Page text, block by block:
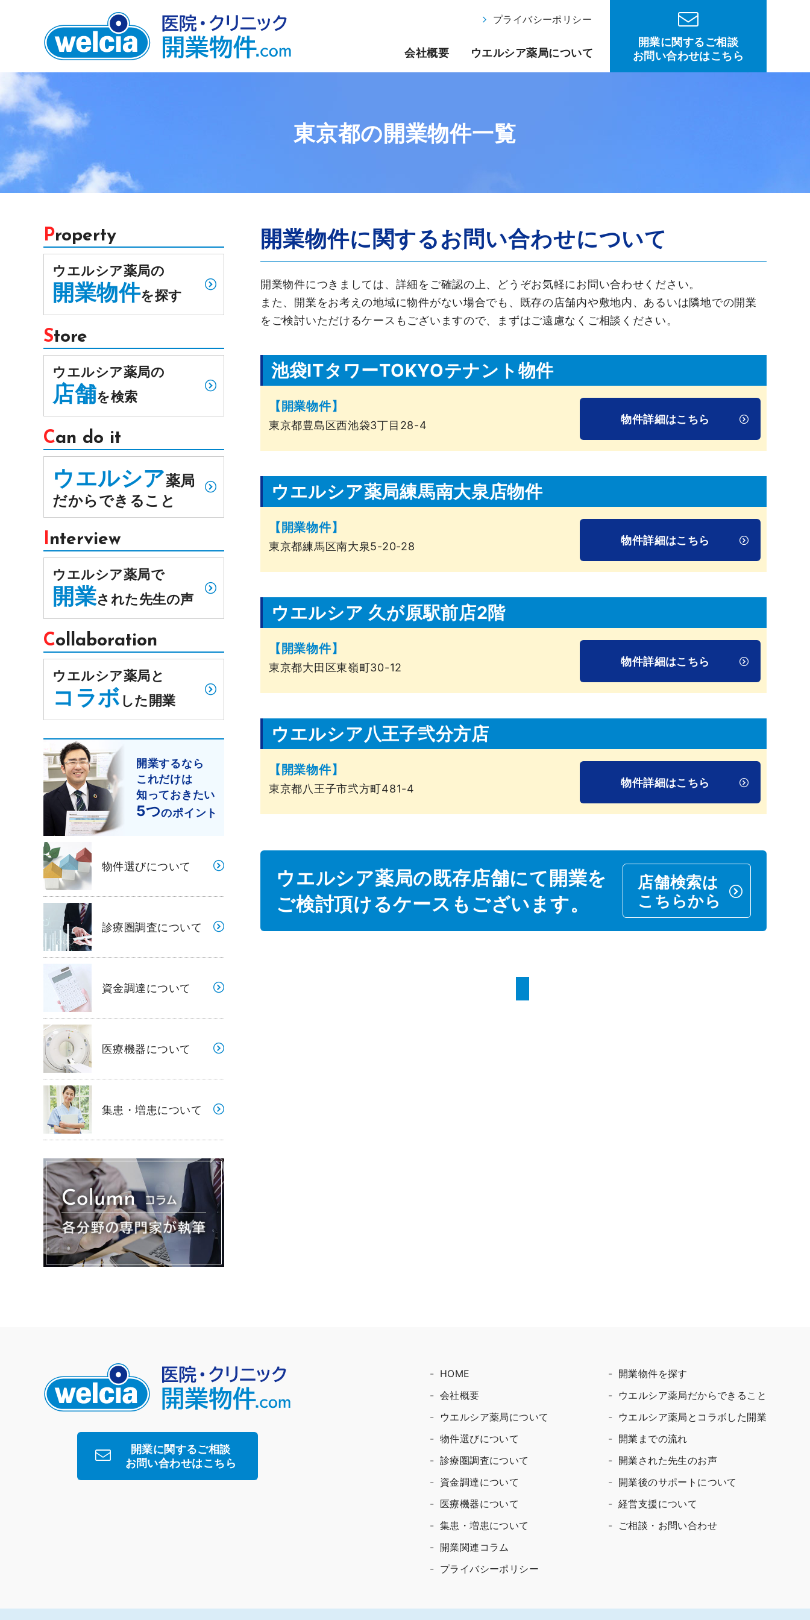
プライバシーポリシー
会社概要 ウエルシア薬局について
開業に関するご相談
お問い合わせはこちら
東京都の開業物件一覧
開業物件に関するお問い合わせについて
開業物件につきましては、詳細をご確認の上、どうぞお気軽にお問い合わせください。
また、開業をお考えの地域に物件がない場合でも、既存の店舗内や敷地内、あるいは隣地での開業
をご検討いただけるケースもございますので、まずはご遠慮なくご相談ください。
池袋ITタワーTOKYOテナント物件
【開業物件】
東京都豊島区西池袋3丁目28-4 物件詳細はこちら
ウエルシア薬局練馬南大泉店物件
【開業物件】
東京都練馬区南大泉5-20-28 物件詳細はこちら
ウエルシア 久が原駅前店2階
【開業物件】
東京都大田区東嶺町30-12 物件詳細はこちら
ウエルシア八王子弐分方店
【開業物件】
東京都八王子市弐方町481-4 物件詳細はこちら
ウエルシア薬局の既存店舗にて開業を
ご検討頂けるケースもございます。
店舗検索は
こちらから
Property
ウエルシア薬局の
開業物件を探す
Store
ウエルシア薬局の
店舗を検索
Can do it
ウエルシア薬局
だからできること
Interview
ウエルシア薬局で
開業された先生の声
Collaboration
ウエルシア薬局と
コラボ した開業
開業するなら
これだけは
知っておきたい
5つのポイント
物件選びについて
診療圏調査について
資金調達について
医療機器について
集患・増患について
開業に関するご相談
お問い合わせはこちら
HOME
会社概要
ウエルシア薬局について
物件選びについて
診療圏調査について
資金調達について
医療機器について
集患・増患について
開業関連コラム
プライバシーポリシー
開業物件を探す
ウエルシア薬局だからできること
ウエルシア薬局とコラボした開業
開業までの流れ
開業された先生のお声
開業後のサポートについて
経営支援について
ご相談・お問い合わせ